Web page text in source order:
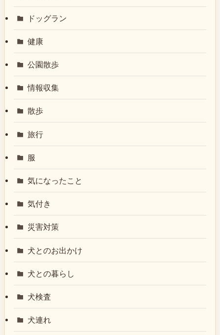
ドッグラン
健康
公園散歩
情報収集
散歩
旅行
服
気になったこと
気付き
災害対策
犬とのお出かけ
犬との暮らし
犬検査
犬連れ